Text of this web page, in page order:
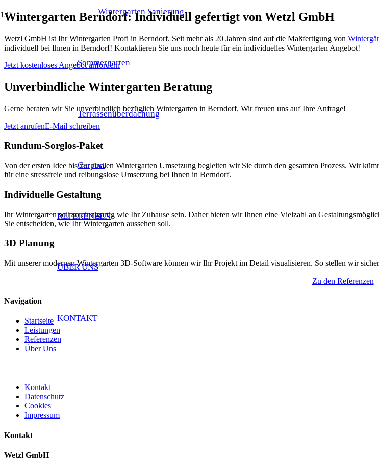
Wintergarten Sanierung
Sommergarten
Terrassenüberdachung
Carport
REFERENZEN
ÜBER UNS
KONTAKT
Wintergarten Berndorf: Individuell gefertigt von Wetzl GmbH
Wetzl GmbH ist Ihr Wintergarten Profi in Berndorf. Seit mehr als 20 Jahren sind auf die Maßfertigung von
individuell bei Ihnen in Berndorf! Kontaktieren Sie uns noch heute für ein individuelles Wintergarten Angebot!
Jetzt kostenloses Angebot anfordern
Unverbindliche Wintergarten Beratung
Gerne beraten wir Sie unverbindlich bezüglich Wintergarten in Berndorf. Wir freuen uns auf Ihre Anfrage!
Jetzt anrufenE-Mail schreiben
Rundum-Sorglos-Paket
Von der ersten Idee bis zur finalen Wintergarten Umsetzung begleiten wir Sie durch den gesamten Prozess. Wir
für eine stressfreie und reibungslose Umsetzung bei Ihnen in Berndorf.
Individuelle Gestaltung
Ihr Wintergarten soll so einzigartig wie Ihr Zuhause sein. Daher bieten wir Ihnen eine Vielzahl an
Sie entscheiden, wie Ihr Wintergarten aussehen soll.
3D Planung
Mit unserer modernen Wintergarten 3D-Software können wir Ihr Projekt im Detail visualisieren. So stellen wir
Zu den Referenzen
Navigation
Startseite
Leistungen
Referenzen
Über Uns
Kontakt
Datenschutz
Cookies
Impressum
Kontakt
Wetzl GmbH